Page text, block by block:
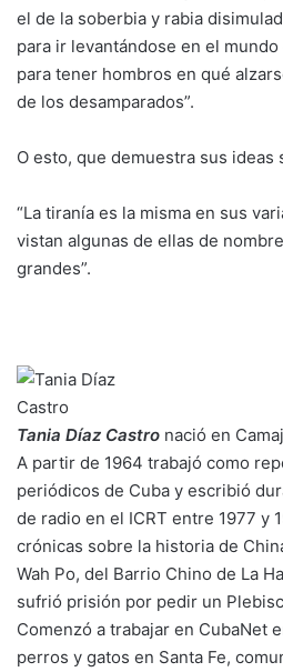
el de la soberbia y rabia
para ir levantándose en el
para tener hombros en qué
de los desamparados”.
O esto, que demuestra sus ideas
“La tiranía es la misma en sus
vistan algunas de ellas de
grandes”.
Tania Díaz Castro nació en
A partir de 1964 trabajó como
periódicos de Cuba y escribió
de radio en el ICRT entre 1977 y
crónicas sobre la historia de
Wah Po, del Barrio Chino de La
sufrió prisión por pedir un
Comenzó a trabajar en CubaNet
perros y gatos en Santa Fe,